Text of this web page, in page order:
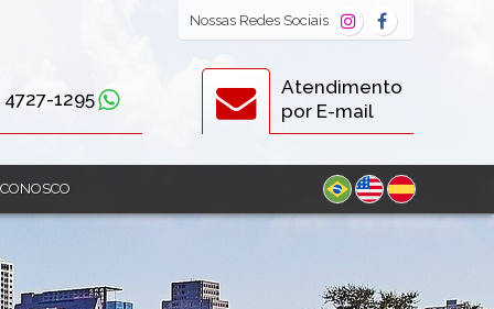
4727-1295
Atendimento
por E-mail
Nossas Redes Sociais